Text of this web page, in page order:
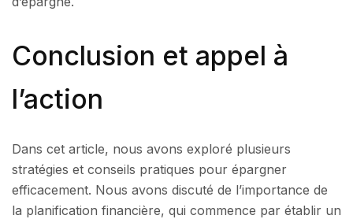
Conclusion et appel à
l’action
Dans cet article, nous avons exploré plusieurs
stratégies et conseils pratiques pour épargner
efficacement. Nous avons discuté de l’importance de
la planification financière, qui commence par établir un